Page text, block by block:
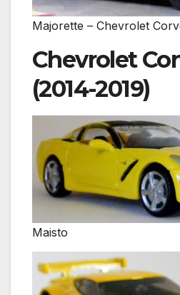
Majorette – Chevrolet
Chevrolet
(2014-2019)
Maisto